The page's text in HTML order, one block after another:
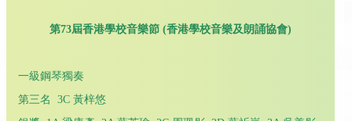
第73屆香港學校音樂節 (香港學校音樂及朗誦協會)
一級鋼琴獨奏
第三名 3C 黃梓悠